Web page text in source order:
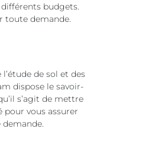
budgets.
toute demande.
de sol et des
dispose le savoir-
s’agit de mettre
pour vous assurer
demande.